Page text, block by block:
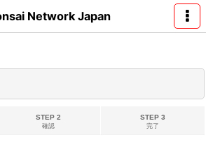
Network Japan
STEP 2
確認
STEP 3
完了